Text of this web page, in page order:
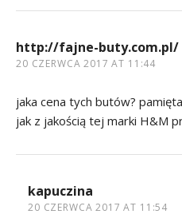
http://fajne-buty.com.pl/
20 CZERWCA 2017 AT 11:44
jaka cena tych butów?
jak z jakością tej marki H&M
kapuczina
20 CZERWCA 2017 AT 11:54